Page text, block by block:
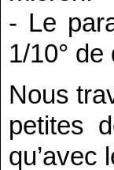
- Le
1/10° de
Nous
petites
qu’avec